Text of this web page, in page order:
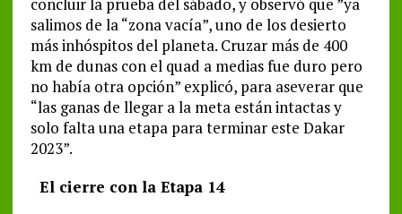
concluir la prueba del sábado, y observó que ”ya
salimos de la “zona vacía”, uno de los desierto
más inhóspitos del planeta. Cruzar más de 400
km de dunas con el quad a medias fue duro pero
no había otra opción” explicó, para aseverar que
“las ganas de llegar a la meta están intactas y
solo falta una etapa para terminar este Dakar
2023”.
El cierre con la Etapa 14